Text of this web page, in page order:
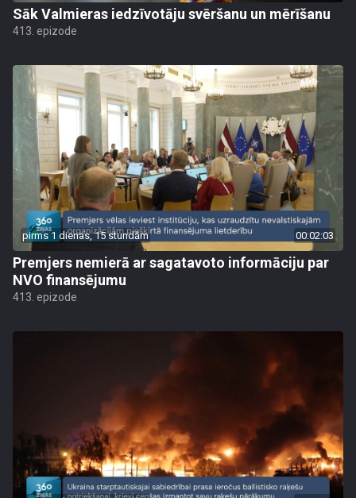
Sāk Valmieras iedzīvotāju svēršanu un mērīšanu
413. epizode
pirms 1 dienas, 15 stundām 00:02:03
Premjers nemierā ar sagatavoto informāciju par
NVO finansējumu
413. epizode